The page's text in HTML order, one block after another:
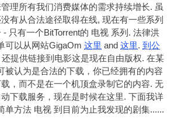
理所有我们消费媒体的需求持续增长. 虽
有从合法途径取得在线, 现在有一些系列
只有一个BitTorrent的 电视 系列. 法律洪
可以从网站GigaOm这里 and这里.到公
还提供链接到电影这是现在自由版权. 在某
被认为是合法的下载，你已经拥有的内容
，而不是在一个机顶盒录制它的内容. 无
下载服务，现在是时候在这里. 下面我详
单方法 电视 到目前为止我发现的剧集......